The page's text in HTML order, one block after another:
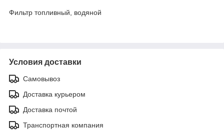
Фильтр топливный, водяной
Условия доставки
Самовывоз
Доставка курьером
Доставка почтой
Транспортная компания